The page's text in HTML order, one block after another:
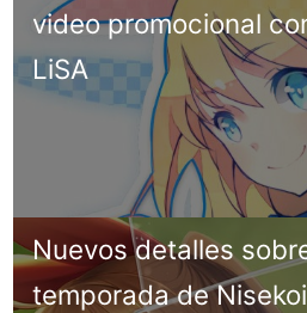
video promocional
LiSA
Nuevos detalles
temporada de Nisekoi